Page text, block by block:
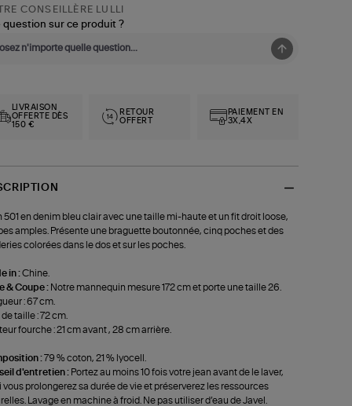
CONSEILLÈRE LULLI
question sur ce produit ?
LIVRAISON
OFFERTE DÈS
150 €
RETOUR
OFFERT
PAIEMENT EN
3X,4X
501 en denim bleu clair avec une taille mi-haute et un fit droit loose,
amples. Présente une braguette boutonnée, cinq poches et des
colorées dans le dos et sur les poches.
in :Chine.
& Coupe : Notre mannequin mesure 172 cm et porte une taille 26.
: 67 cm.
taille : 72 cm.
fourche : 21 cm avant , 28 cm arrière.
:79 % coton, 21 % lyocell.
d'entretien : Portez au moins 10 fois votre jean avant de le laver,
vous prolongerez sa durée de vie et préserverez les ressources
Lavage en machine à froid. Ne pas utiliser d’eau de Javel.